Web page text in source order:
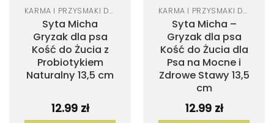
KARMA I PRZYSMAKI DLA PSA
Syta Micha
Gryzak dla psa
Kość do Żucia z
Probiotykiem
Naturalny 13,5 cm
12.99 zł
KARMA I PRZYSMAKI DLA PSA
Syta Micha –
Gryzak dla psa
Kość do Żucia dla
Psa na Mocne i
Zdrowe Stawy 13,5
cm
12.99 zł